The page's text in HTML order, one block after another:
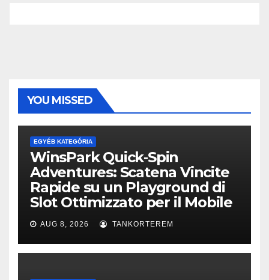
YOU MISSED
EGYÉB KATEGÓRIA
WinsPark Quick‑Spin
Adventures: Scatena Vincite
Rapide su un Playground di
Slot Ottimizzato per il Mobile
AUG 8, 2026 TANKORTEREM